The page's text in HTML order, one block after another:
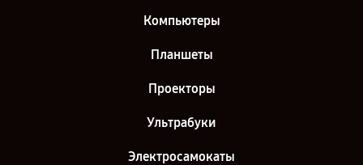
Компьютеры
Планшеты
Проекторы
Ультрабуки
Электросамокаты